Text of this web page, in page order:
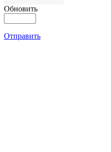
Обновить
Отправить